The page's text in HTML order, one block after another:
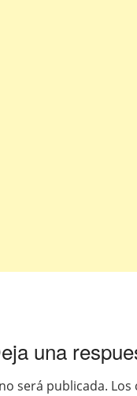
una
será publicada. Los